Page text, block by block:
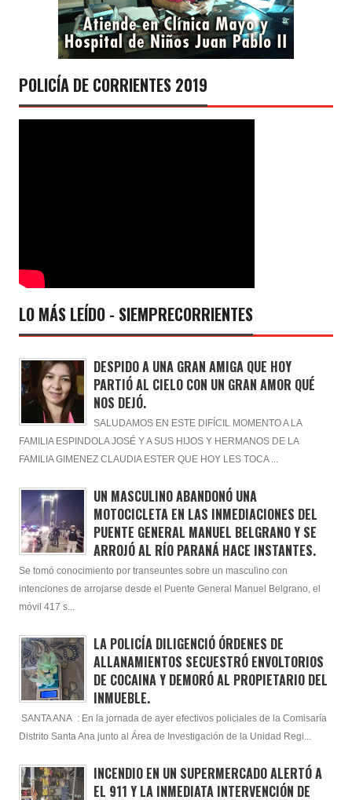
POLICÍA DE CORRIENTES 2019
LO MÁS LEÍDO - SIEMPRECORRIENTES
DESPIDO A UNA GRAN AMIGA QUE HOY
PARTIÓ AL CIELO CON UN GRAN AMOR QUÉ
NOS DEJÓ.
SALUDAMOS EN ESTE DIFÍCIL MOMENTO A LA
FAMILIA ESPINDOLA JOSÉ Y A SUS HIJOS Y HERMANOS DE LA
FAMILIA GIMENEZ CLAUDIA ESTER QUE HOY LES TOCA ...
UN MASCULINO ABANDONÓ UNA
MOTOCICLETA EN LAS INMEDIACIONES DEL
PUENTE GENERAL MANUEL BELGRANO Y SE
ARROJÓ AL RÍO PARANÁ HACE INSTANTES.
Se tomó conocimiento por transeuntes sobre un masculino con
intenciones de arrojarse desde el Puente General Manuel Belgrano, el
móvil 417 s...
LA POLICÍA DILIGENCIÓ ÓRDENES DE
ALLANAMIENTOS SECUESTRÓ ENVOLTORIOS
DE COCAINA Y DEMORÓ AL PROPIETARIO DEL
INMUEBLE.
SANTA ANA : En la jornada de ayer efectivos policiales de la Comisaría
Distrito Santa Ana junto al Área de Investigación de la Unidad Regi...
INCENDIO EN UN SUPERMERCADO ALERTÓ A
EL 911 Y LA INMEDIATA INTERVENCIÓN DE